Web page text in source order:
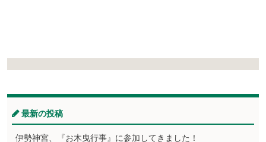
最新の投稿
伊勢神宮、『お木曳行事』に参加してきました！